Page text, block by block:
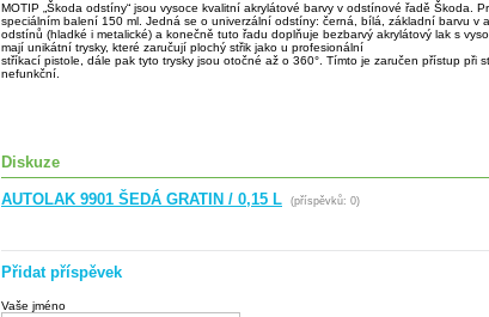
MOTIP „Škoda odstíny“ jsou vysoce kvalitní akrylátové barvy v odstínové řadě Škoda.
speciálním balení 150 ml. Jedná se o univerzální odstíny: černá, bílá, základní barvu v
odstínů (hladké i metalické) a konečně tuto řadu doplňuje bezbarvý akrylátový lak s
mají unikátní trysky, které zaručují plochý střik jako u profesionální
stříkací pistole, dále pak tyto trysky jsou otočné až o 360°. Tímto je zaručen přístup při
nefunkční.
Diskuze
AUTOLAK 9901 ŠEDÁ GRATIN / 0,15 L (příspěvků: 0)
Přidat příspěvek
Vaše jméno